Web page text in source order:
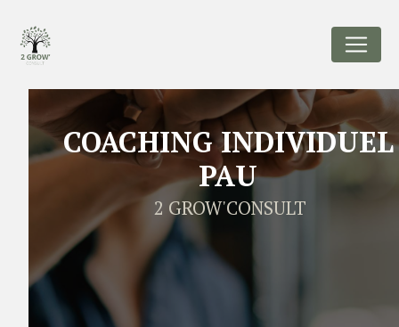
COACHING INDIVIDUEL
PAU
2 GROW'CONSULT